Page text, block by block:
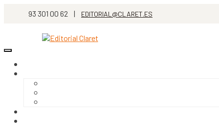
93 301 00 62 | EDITORIAL@CLARET.ES